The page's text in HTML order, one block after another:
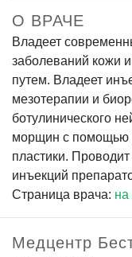
О ВРАЧЕ
Владеет
заболеваний кожи
путем. Владеет
мезотерапии и
ботулинического
морщин с помощью
пластики.
инъекций
Страница врача: на
Медцентр